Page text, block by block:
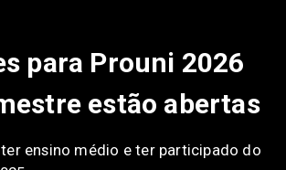
para Prouni 2026
estão abertas
ensino médio e ter participado do